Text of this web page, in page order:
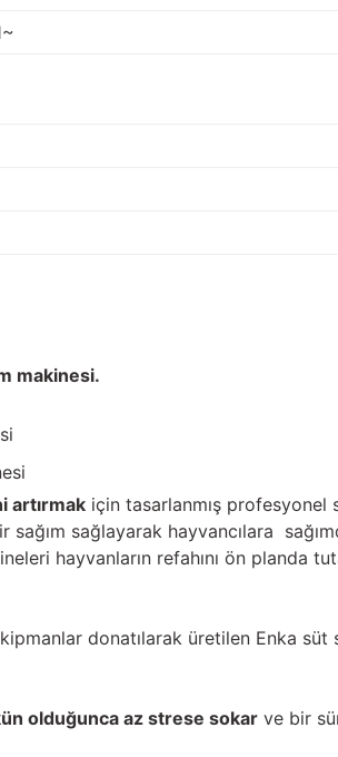
makinesi.
artırmak için tasarlanmış profesyonel
sağlayarak hayvancılara
hayvanların refahını ön planda
donatılarak üretilen Enka süt
olduğunca az strese sokar ve bir